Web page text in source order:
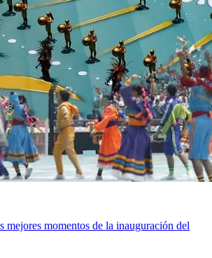
mejores momentos de la inauguración del